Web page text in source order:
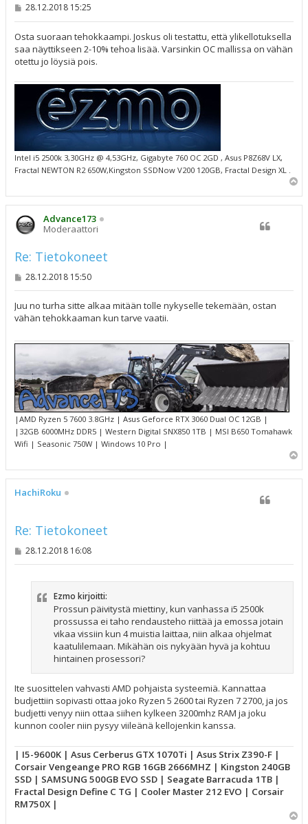
V
e
s
t
i
28.12.2018 15:25
Osta suoraan tehokkaampi. Joskus oli testattu, että ylikellotuksella
saa näyttikseen 2-10% tehoa lisää. Varsinkin OC mallissa on vähän
otettu jo löysiä pois.
Intel i5 2500k 3,30GHz @ 4,53GHz, Gigabyte 760 OC 2GD , Asus P8Z68V LX,
Fractal NEWTON R2 650W,Kingston SSDNow V200 120GB, Fractal Design XL .
ö
Advance173
Moderaattori
Re: Tietokoneet
V
s
t
i
28.12.2018 15:50
Juu no turha sitte alkaa mitään tolle nykyselle tekemään, ostan
vähän tehokkaaman kun tarve vaatii.
|AMD Ryzen 5 7600 3.8GHz | Asus Geforce RTX 3060 Dual OC 12GB |
|32GB 6000MHz DDR5 | Western Digital SNX850 1TB | MSI B650 Tomahawk
Wifi | Seasonic 750W | Windows 10 Pro |
ö
HachiRoku
Re: Tietokoneet
V28.12.2018 16:08
Ezmo kirjoitti:
Prossun päivitystä miettiny, kun vanhassa i5 2500k
prossussa ei taho rendausteho riittää ja emossa jotain
vikaa vissiin kun 4 muistia laittaa, niin alkaa ohjelmat
kaatulilemaan. Mikähän ois nykyään hyvä ja kohtuu
hintainen prosessori?
Ite suosittelen vahvasti AMD pohjaista systeemiä. Kannattaa
budjettiin sopivasti ottaa joko Ryzen 5 2600 tai Ryzen 7 2700, ja jos
budjetti venyy niin ottaa siihen kylkeen 3200mhz RAM ja joku
kunnon cooler niin pysyy viileänä kellojenkin kanssa.
| I5-9600K | Asus Cerberus GTX 1070Ti | Asus Strix Z390-F |
Corsair Vengeange PRO RGB 16GB 2666MHZ | Kingston 240GB
SSD | SAMSUNG 500GB EVO SSD | Seagate Barracuda 1TB |
Fractal Design Define C TG | Cooler Master 212 EVO | Corsair
RM750X |